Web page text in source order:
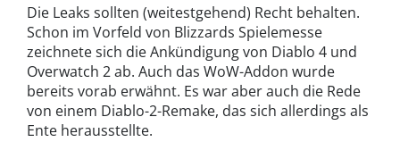
Die Leaks sollten (weitestgehend) Recht behalten.
Schon im Vorfeld von Blizzards Spielemesse
zeichnete sich die Ankündigung von Diablo 4 und
Overwatch 2 ab. Auch das WoW-Addon wurde
bereits vorab erwähnt. Es war aber auch die Rede
von einem Diablo-2-Remake, das sich allerdings als
Ente herausstellte.